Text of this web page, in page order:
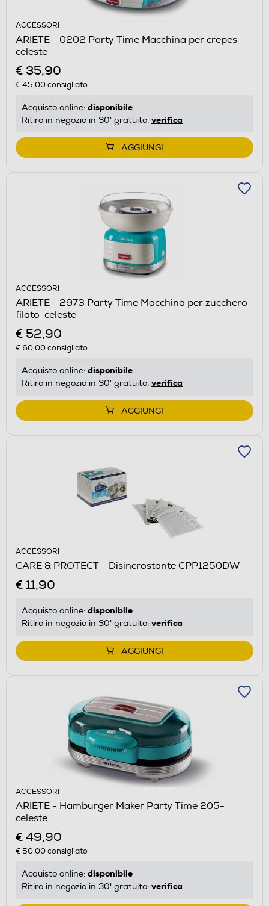
ACCESSORI
ARIETE - 0202 Party Time Macchina per crepes-
celeste
€ 35,90
€ 45,00consigliato
Acquisto online: disponibile
Ritiro in negozio in 30' gratuito: verifica
AGGIUNGI
ACCESSORI
ARIETE - 2973 Party Time Macchina per zucchero
filato-celeste
€ 52,90
€ 60,00consigliato
Acquisto online: disponibile
Ritiro in negozio in 30' gratuito: verifica
AGGIUNGI
ACCESSORI
CARE & PROTECT - Disincrostante CPP1250DW
€ 11,90
Acquisto online: disponibile
Ritiro in negozio in 30' gratuito: verifica
AGGIUNGI
ACCESSORI
ARIETE - Hamburger Maker Party Time 205-
celeste
€ 49,90
€ 50,00consigliato
Acquisto online: disponibile
Ritiro in negozio in 30' gratuito: verifica